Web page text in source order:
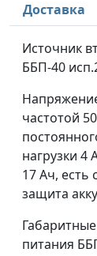
Доставка
Источник
ББП-40
частотой
нагрузки 4
17 Ач, есть
защита
питания